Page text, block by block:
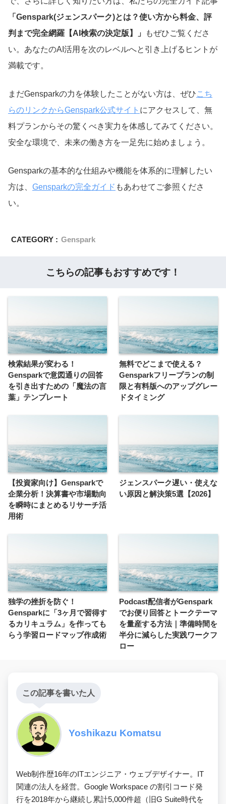
「Genspark(ジェンスパーク)とは？使い方から料金、評
判まで完全網羅【AI検索の決定版】」
もぜひご覧くださ
い。あなたのAI活用を次のレベルへと引き上げるヒントが
満載です。
まだGensparkの力を体験したことがない方は、ぜひこち
らのリンクからGenspark公式サイト にアクセスして、無
料プランからその驚くべき実力を体感してみてください。
安全な環境で、未来の働き方を一足先に始めましょう。
Gensparkの基本的な仕組みや機能を体系的に理解したい
方は、 Gensparkの完全ガイド もあわせてご参照くださ
い。
CATEGORY : Genspark
こちらの記事もおすすめです！
検索結果が変わる！
Gensparkで意図通りの回答
を引き出すための「魔法の言
葉」テンプレート
無料でどこまで使える？
Gensparkフリープランの制
限と有料版へのアップグレー
ドタイミング
【投資家向け】Gensparkで
企業分析！決算書や市場動向
を瞬時にまとめるリサーチ活
用術
ジェンスパーク遅い・使えな
い原因と解決策5選【2026】
独学の挫折を防ぐ！
Gensparkに「3ヶ月で習得す
るカリキュラム」を作っても
らう学習ロードマップ作成術
Podcast配信者がGenspark
でお便り回答とトークテーマ
を量産する方法｜準備時間を
半分に減らした実践ワークフ
ロー
この記事を書いた人
Yoshikazu Komatsu
Web制作歴16年のITエンジニア・ウェブデザイナー。IT
関連の法人を経営。Google Workspace の割引コード発
行を2018年から継続し累計5,000件超（旧G Suite時代を